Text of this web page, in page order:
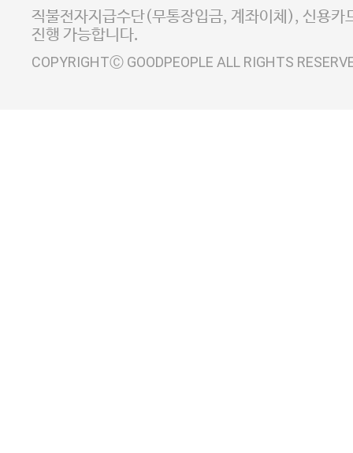
사업자정보확인 이니시스 에스크로 서비
직불전자지급수단(무통장입금, 계좌이체), 신용카
진행 가능합니다.
COPYRIGHTⒸ GOODPEOPLE ALL RIGHTS